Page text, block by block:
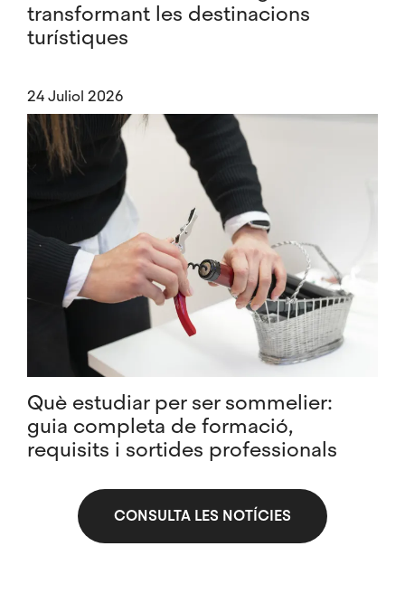
transformant les destinacions
turístiques
24 Juliol 2026
Què estudiar per ser sommelier:
guia completa de formació,
requisits i sortides professionals
CONSULTA LES NOTÍCIES